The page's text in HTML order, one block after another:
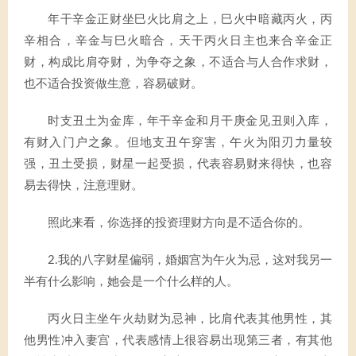
年干辛金正财坐巳火比肩之上，巳火中暗藏丙火，丙
辛相合，辛金与巳火暗合，天干丙火日主也来合辛金正
财，构成比肩夺财，为争夺之象，不适合与人合作求财，
也不适合投资做生意，容易破财。
时支丑土为金库，年干辛金和月干庚金见丑则入库，
有财入门户之象。但地支丑午穿害，午火为阳刃力量较
强，丑土受损，财星一起受损，代表容易财来得快，也容
易去得快，注意理财。
照此来看，你选择的投资理财方向是不适合你的。
2.我的八字财星偏弱，婚姻宫为午火为忌，这对我另一
半有什么影响，她会是一个什么样的人。
丙火日主坐午火劫财为忌神，比肩代表其他男性，其
他男性冲入妻宫，代表感情上很容易出现第三者，有其他